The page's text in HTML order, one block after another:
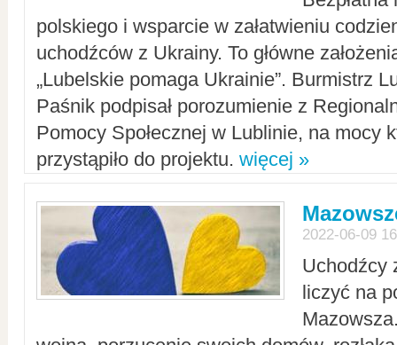
polskiego i wsparcie w załatwieniu
uchodźców z Ukrainy. To główne
„Lubelskie pomaga Ukrainie”. Burmistrz
Paśnik podpisał porozumienie z
Pomocy Społecznej w Lublinie, na mocy
przystąpiło do projektu. więcej »
2022-06-09
Uchodźcy
liczyć na